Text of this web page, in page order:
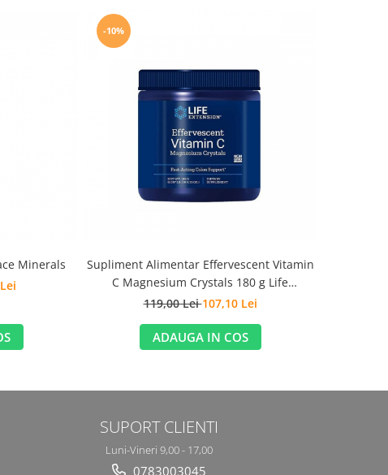
Minerals
-10%
Supliment Alimentar Effervescent Vitamin
C Magnesium Crystals 180 g Life
Extension
119,00 Lei107,10 Lei
ADAUGA IN COS
SUPORT CLIENTI
Luni-Vineri 9,00 - 17,00
0783003045